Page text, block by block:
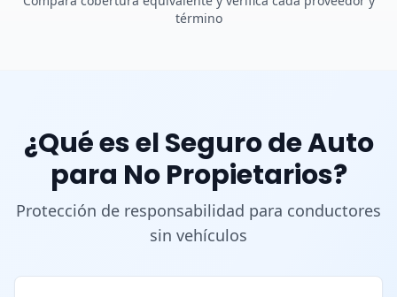
término
¿Qué es el Seguro de Auto
para No Propietarios?
Protección de responsabilidad para conductores
sin vehículos